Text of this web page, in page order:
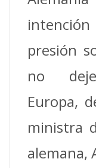
presión
no
Europa,
ministra
alemana,